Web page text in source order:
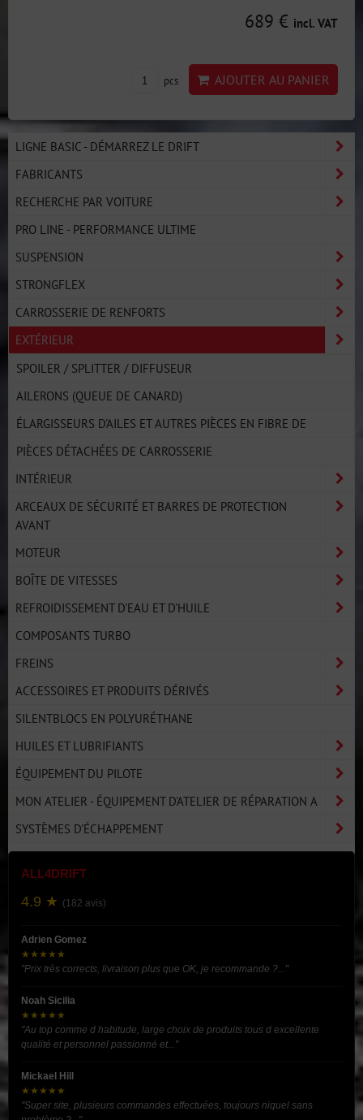
689 € incl. VAT
pcs AJOUTER AU PANIER
LIGNE BASIC - DÉMARREZ LE DRIFT
FABRICANTS
RECHERCHE PAR VOITURE
PRO LINE - PERFORMANCE ULTIME
SUSPENSION
STRONGFLEX
CARROSSERIE DE RENFORTS
EXTÉRIEUR
SPOILER / SPLITTER / DIFFUSEUR
AILERONS (QUEUE DE CANARD)
ÉLARGISSEURS D'AILES ET AUTRES PIÈCES EN FIBRE DE
PIÈCES DÉTACHÉES DE CARROSSERIE
INTÉRIEUR
ARCEAUX DE SÉCURITÉ ET BARRES DE PROTECTION
AVANT
MOTEUR
BOÎTE DE VITESSES
REFROIDISSEMENT D'EAU ET D'HUILE
COMPOSANTS TURBO
FREINS
ACCESSOIRES ET PRODUITS DÉRIVÉS
SILENTBLOCS EN POLYURÉTHANE
HUILES ET LUBRIFIANTS
ÉQUIPEMENT DU PILOTE
MON ATELIER - ÉQUIPEMENT D'ATELIER DE RÉPARATION A
SYSTÈMES D'ÉCHAPPEMENT
ALL4DRIFT
4.9 ★ (182 avis)
Adrien Gomez
★★★★★
"Prix très corrects, livraison plus que OK, je recommande ?..."
Noah Sicilia
★★★★★
"Au top comme d habitude, large choix de produits tous d excellente
qualité et personnel passionné et..."
Mickael Hill
★★★★★
"Super site, plusieurs commandes effectuées, toujours niquel sans